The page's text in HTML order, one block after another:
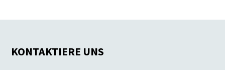
KONTAKTIERE UNS